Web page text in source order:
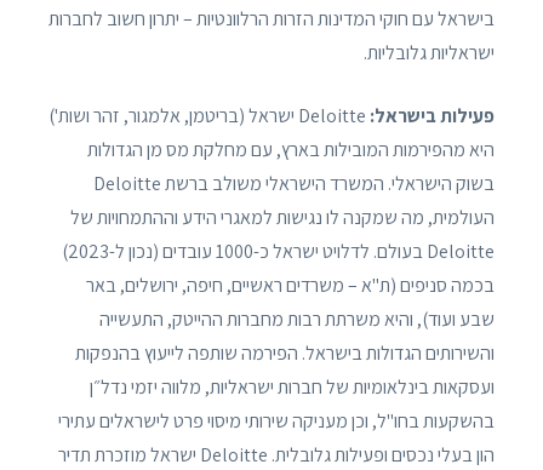
בישראל עם חוקי המדינות הזרות הרלוונטיות – יתרון חשוב לחברות
ישראליות גלובליות.
פעילות בישראל:
Deloitte ישראל (בריטמן, אלמגור, זהר ושות')
היא מהפירמות המובילות בארץ, עם מחלקת מס מן הגדולות
בשוק הישראלי. המשרד הישראלי משולב ברשת Deloitte
העולמית, מה שמקנה לו נגישות למאגרי הידע וההתמחויות של
Deloitte בעולם. לדלויט ישראל כ-1000 עובדים (נכון ל-2023)
בכמה סניפים (ת"א – משרדים ראשיים, חיפה, ירושלים, באר
שבע ועוד), והיא משרתת רבות מחברות ההייטק, התעשייה
והשירותים הגדולות בישראל. הפירמה שותפה לייעוץ בהנפקות
ועסקאות בינלאומיות של חברות ישראליות, מלווה יזמי נדל״ן
בהשקעות בחו"ל, וכן מעניקה שירותי מיסוי פרט לישראלים עתירי
הון בעלי נכסים ופעילות גלובלית. Deloitte ישראל מוזכרת תדיר